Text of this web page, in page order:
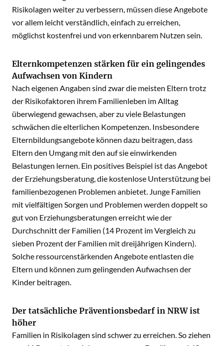
Risikolagen weiter zu verbessern, müssen diese Angebote
vor allem leicht verständlich, einfach zu erreichen,
möglichst kostenfrei und von erkennbarem Nutzen sein.
Elternkompetenzen stärken für ein gelingendes
Aufwachsen von Kindern
Nach eigenen Angaben sind zwar die meisten Eltern trotz
der Risikofaktoren ihrem Familienleben im Alltag
überwiegend gewachsen, aber zu viele Belastungen
schwächen die elterlichen Kompetenzen. Insbesondere
Elternbildungsangebote können dazu beitragen, dass
Eltern den Umgang mit den auf sie einwirkenden
Belastungen lernen. Ein positives Beispiel ist das Angebot
der Erziehungsberatung, die kostenlose Unterstützung bei
familienbezogenen Problemen anbietet. Junge Familien
mit vielfältigen Sorgen und Problemen werden doppelt so
gut von Erziehungsberatungen erreicht wie der
Durchschnitt der Familien (14 Prozent im Vergleich zu
sieben Prozent der Familien mit dreijährigen Kindern).
Solche ressourcenstärkenden Angebote entlasten die
Eltern und können zum gelingenden Aufwachsen der
Kinder beitragen.
Der tatsächliche Präventionsbedarf in NRW ist
höher
Familien in Risikolagen sind schwer zu erreichen. So ziehen